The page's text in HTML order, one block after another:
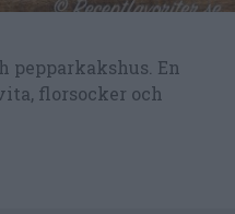
En
florsocker och